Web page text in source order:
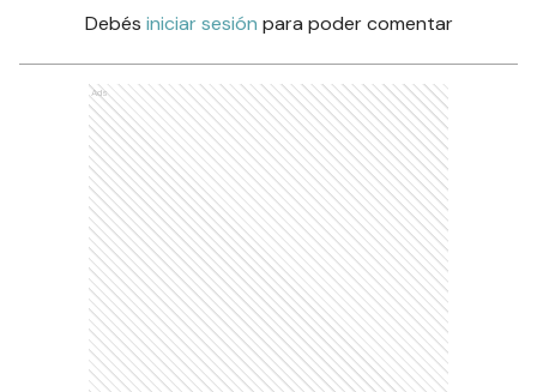
Debés iniciar sesión para poder comentar
Ads